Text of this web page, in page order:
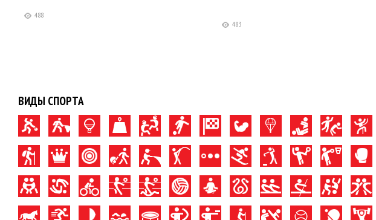
488
483
ВИДЫ СПОРТА